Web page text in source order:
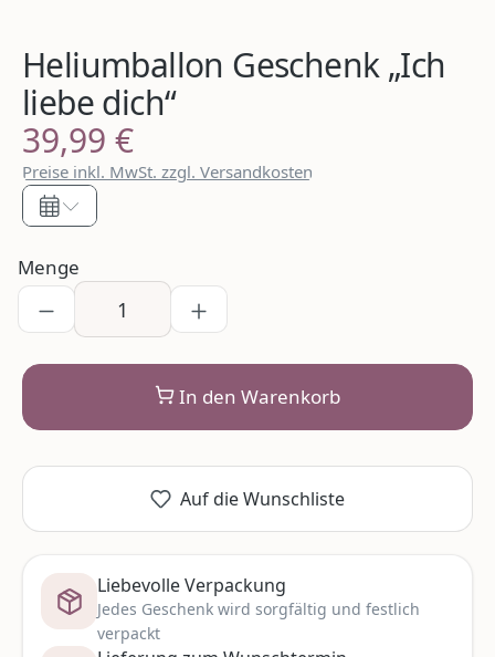
Heliumballon Geschenk „Ich
liebe dich“
Regulärer Preis:
39,99 €
Preise inkl. MwSt. zzgl. Versandkosten
Menge
In den Warenkorb
Auf die Wunschliste
Liebevolle Verpackung
Jedes Geschenk wird sorgfältig und festlich
verpackt